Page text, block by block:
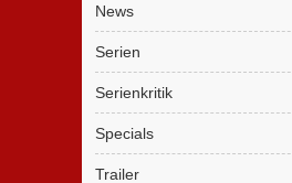
News
Serien
Serienkritik
Specials
Trailer